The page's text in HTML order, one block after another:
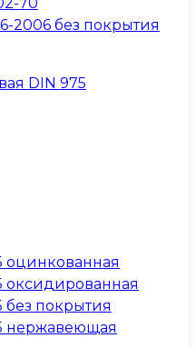
2006 без покрытия
DIN 975
оцинкованная
оксидированная
покрытия
нержавеющая